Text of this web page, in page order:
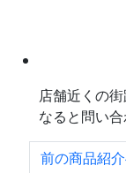
店舗近くの
なると問い合
前の商品紹